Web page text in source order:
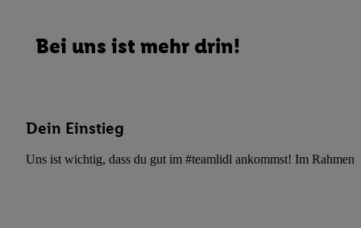
Bei uns ist mehr drin!
Dein Einstieg
Uns ist wichtig, dass du gut im #teamlidl ankommst! Im Rahmen